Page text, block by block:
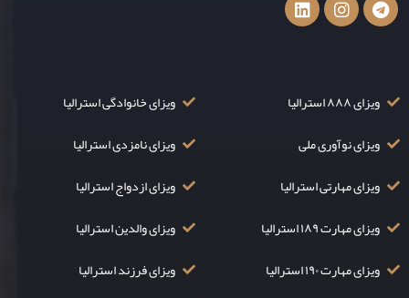
ویزای ۸۸۸ استرالیا
ویزای نوآوری ملی
ویزای مهارتی استرالیا
ویزای مهارت ۱۸۹ استرالیا
ویزای مهارت ۱۹۰ استرالیا
ویزای خانوادگی استرالیا
ویزای نامزدی استرالیا
ویزای ازدواج استرالیا
ویزای والدین استرالیا
ویزای فرزند استرالیا